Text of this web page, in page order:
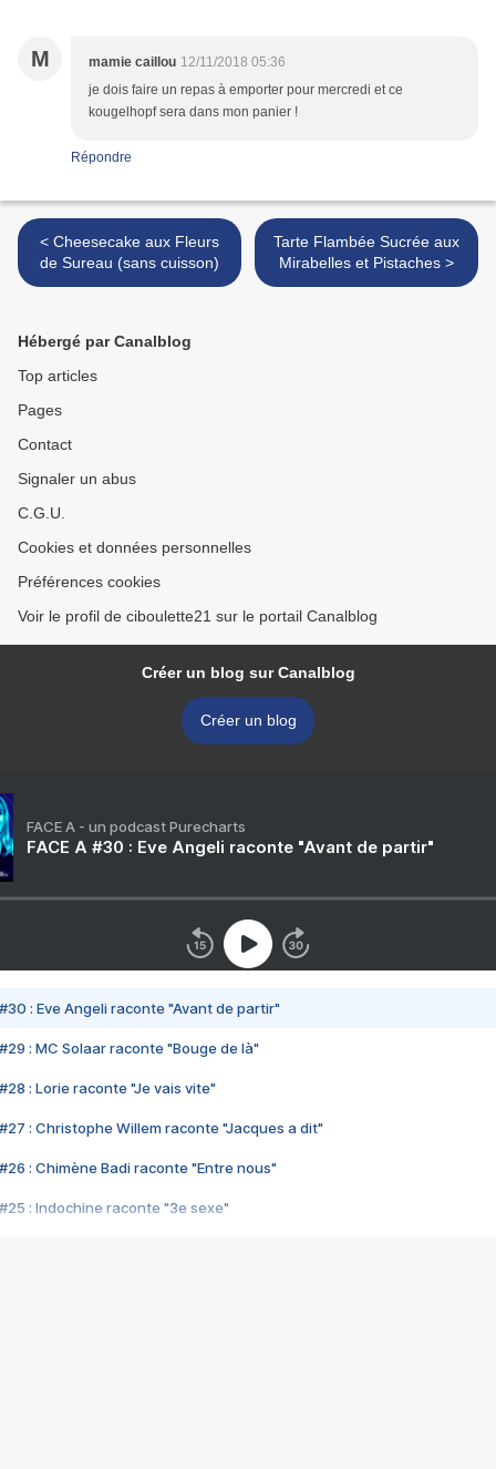
M mamie caillou 12/11/2018 05:36
je dois faire un repas à emporter pour mercredi et ce
kougelhopf sera dans mon panier !
Répondre
< Cheesecake aux Fleurs
de Sureau (sans cuisson)
Tarte Flambée Sucrée aux
Mirabelles et Pistaches >
Hébergé par Canalblog
Top articles
Pages
Contact
Signaler un abus
C.G.U.
Cookies et données personnelles
Préférences cookies
Voir le profil de ciboulette21 sur le portail Canalblog
Créer un blog sur Canalblog
Créer un blog
FACE A - un podcast Purecharts
FACE A #30 : Eve Angeli raconte "Avant de partir"
#30 : Eve Angeli raconte "Avant de partir"
#29 : MC Solaar raconte "Bouge de là"
#28 : Lorie raconte "Je vais vite"
#27 : Christophe Willem raconte "Jacques a dit"
#26 : Chimène Badi raconte "Entre nous"
#25 : Indochine raconte "3e sexe"